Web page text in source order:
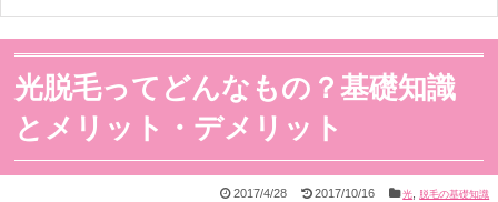
光脱毛ってどんなもの？基礎知識
とメリット・デメリット
2017/4/28 2017/10/16 光 脱毛の基礎知識